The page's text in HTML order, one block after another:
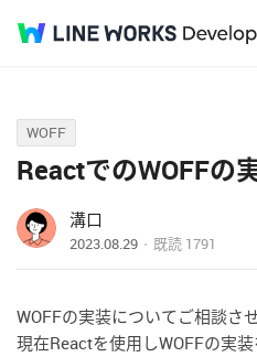
Q&A
WOFF
ReactでのWOFFの
溝口
2023.08.29 既読 1791
WOFFの実装についてご相談さ
現在Reactを使用しWOFFの実装